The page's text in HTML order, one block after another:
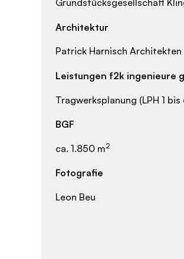
Grundstücksgesellschaft
Architektur
Patrick Harnisch Architekten
Leistungen f2k ingenieure
Tragwerksplanung (LPH 1 bis
BGF
ca. 1.850 m2
Fotografie
Leon Beu